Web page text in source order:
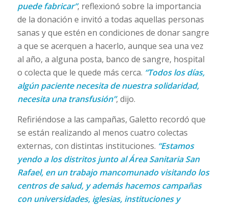
puede fabricar”, reflexionó sobre la importancia
de la donación e invitó a todas aquellas personas
sanas y que estén en condiciones de donar sangre
a que se acerquen a hacerlo, aunque sea una vez
al año, a alguna posta, banco de sangre, hospital
o colecta que le quede más cerca. “Todos los días,
algún paciente necesita de nuestra solidaridad,
necesita una transfusión”, dijo.
Refiriéndose a las campañas, Galetto recordó que
se están realizando al menos cuatro colectas
externas, con distintas instituciones. “Estamos
yendo a los distritos junto al Área Sanitaria San
Rafael, en un trabajo mancomunado visitando los
centros de salud, y además hacemos campañas
con universidades, iglesias, instituciones y